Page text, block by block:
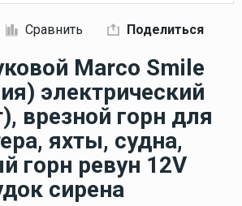
Сравнить Поделиться
чтобы скопировать прямую ссылку
Marco Smile
электрический
врезной горн для
яхты, судна,
горн ревун 12V
сирена